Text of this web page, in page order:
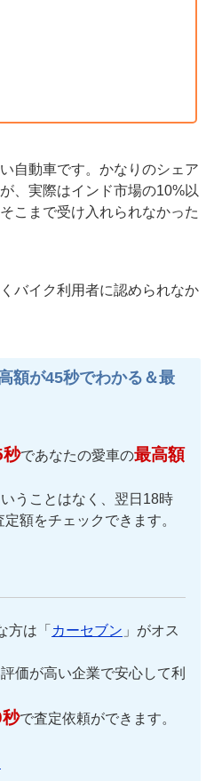
自動車です。かなりのシェア
、実際はインド市場の10%以
こまで受け入れられなかった
バイク利用者に認められなか
額が45秒でわかる＆最
であなたの愛車の最高額
うことはなく、翌日18時
額をチェックできます。
方は「 カーセブン 」がオス
価が高い企業で安心して利
で査定依頼ができます。